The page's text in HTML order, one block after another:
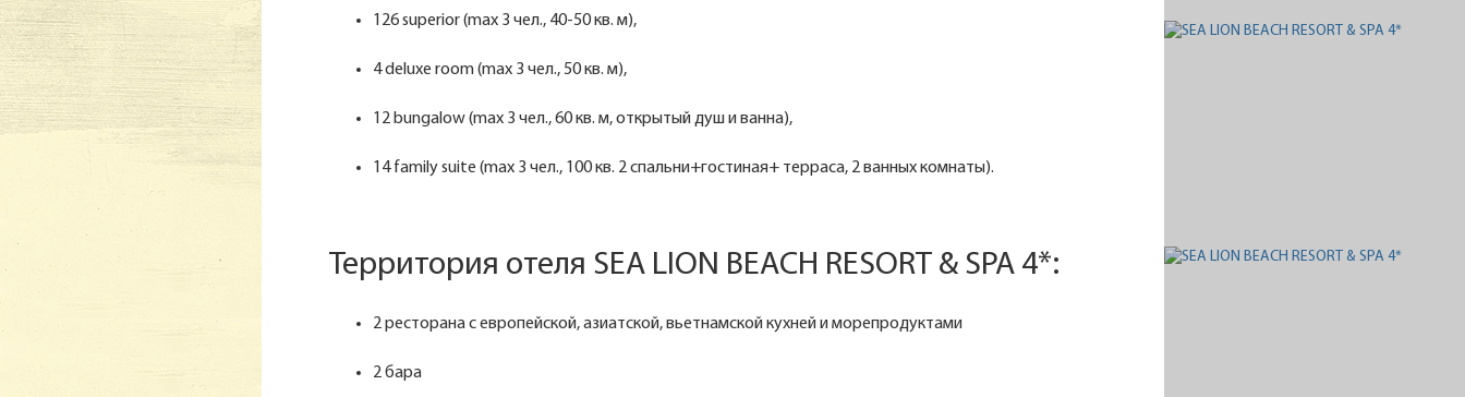
126 superior (max 3 чел., 40-50 кв. м),
4 deluxe room (max 3 чел., 50 кв. м),
12 bungalow (max 3 чел., 60 кв. м, открытый душ и ванна),
14 family suite (max 3 чел., 100 кв. 2 спальни+гостиная+ терраса, 2 ванных комнаты).
Территория отеля SEA LION BEACH RESORT & SPA 4*:
2 ресторана с европейской, азиатской, вьетнамской кухней и морепродуктами
2 бара